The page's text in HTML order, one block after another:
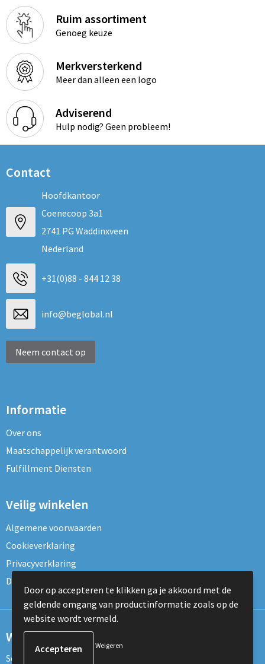
Ruim assortiment
Genoeg keuze
Merkversterkend
Meer dan alleen een logo
Adviserend
Hulp nodig? Geen probleem!
Contact
Hoofdkantoor
Coenecoop 3a1
2741 PG Waddinxveen
Nederland
+31(0)88 - 844 12 38
info@beglobal.nl
Neem contact op
Informatie
Over ons
Maatschappelijk verantwoord
Fulfillment Diensten
Veilig winkelen
Algemene voorwaarden
Cookieverklaring
Privacyverklaring
Disclaimer
Wil je onze nieuwsbrief ontvangen?
Schrijf je dan nu in voor de nieuwsbrief!
Door op accepteren te klikken ga je akkoord met de
geldende omgang van productinformatie zoals op de
website wordt vermeld.
Weigeren